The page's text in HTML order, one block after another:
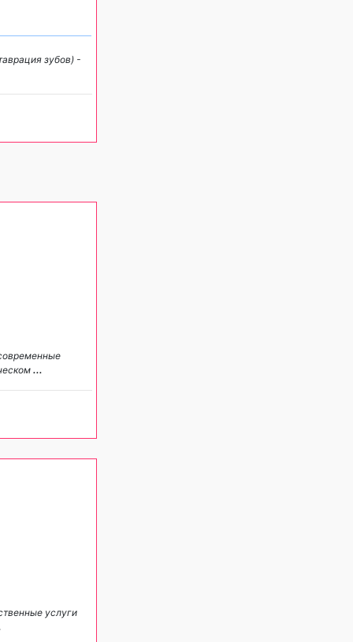
зубов) -
...
услуги